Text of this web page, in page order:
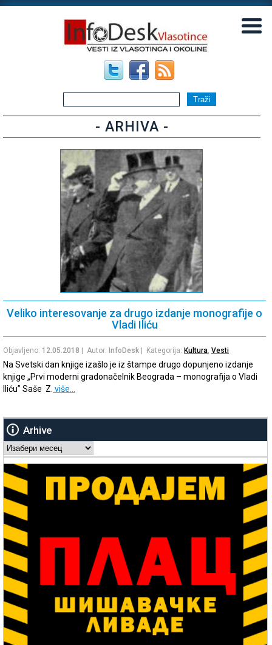
- ARHIVA -
Veliko interesovanje za drugo izdanje monografije o
Vladi Iliću
Objavljeno: 12.05.2018 | Autor: InfoDesk | Kategorija: Kultura, Vesti
Na Svetski dan knjige izašlo je iz štampe drugo dopunjeno izdanje
knjige „Prvi moderni gradonačelnik Beograda – monografija o Vladi
Iliću” Saše Z. više…
Arhive
Arhive